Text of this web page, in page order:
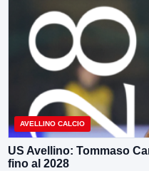
AVELLINO CALCIO
US Avellino: Tommaso
fino al 2028